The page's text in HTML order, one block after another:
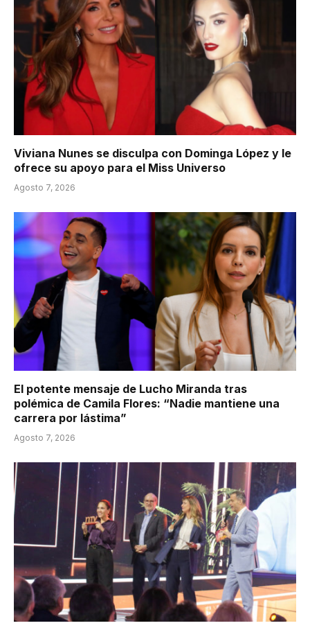
Viviana Nunes se disculpa con Dominga López y le
ofrece su apoyo para el Miss Universo
Agosto 7, 2026
El potente mensaje de Lucho Miranda tras
polémica de Camila Flores: “Nadie mantiene una
carrera por lástima”
Agosto 7, 2026